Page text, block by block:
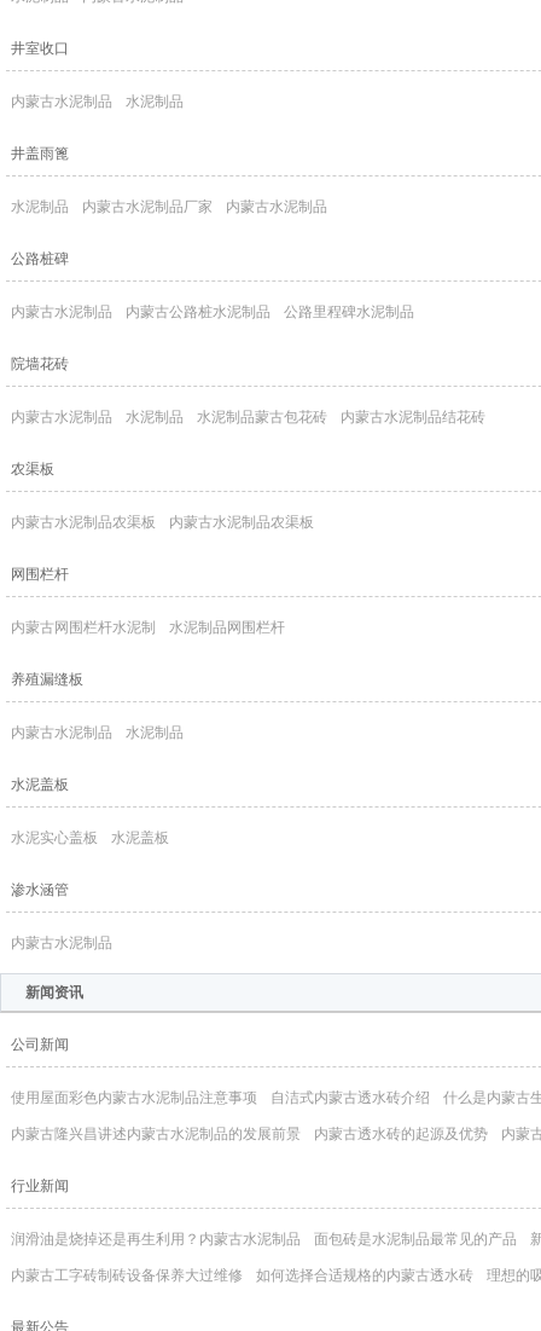
井室收口
内蒙古水泥制品 水泥制品
井盖雨篦
水泥制品 内蒙古水泥制品厂家 内蒙古水泥制品
公路桩碑
内蒙古水泥制品 内蒙古公路桩水泥制品 公路里程碑水泥制品
院墙花砖
内蒙古水泥制品 水泥制品 水泥制品蒙古包花砖 内蒙古水泥制品结花砖
农渠板
内蒙古水泥制品农渠板 内蒙古水泥制品农渠板
网围栏杆
内蒙古网围栏杆水泥制 水泥制品网围栏杆
养殖漏缝板
内蒙古水泥制品 水泥制品
水泥盖板
水泥实心盖板 水泥盖板
渗水涵管
内蒙古水泥制品
新闻资讯
公司新闻
使用屋面彩色内蒙古水泥制品注意事项 自洁式内蒙古透水砖介绍 什么是内蒙古
内蒙古隆兴昌讲述内蒙古水泥制品的发展前景 内蒙古透水砖的起源及优势 内蒙
行业新闻
润滑油是烧掉还是再生利用？内蒙古水泥制品 面包砖是水泥制品最常见的产品
内蒙古工字砖制砖设备保养大过维修 如何选择合适规格的内蒙古透水砖 理想的
最新公告